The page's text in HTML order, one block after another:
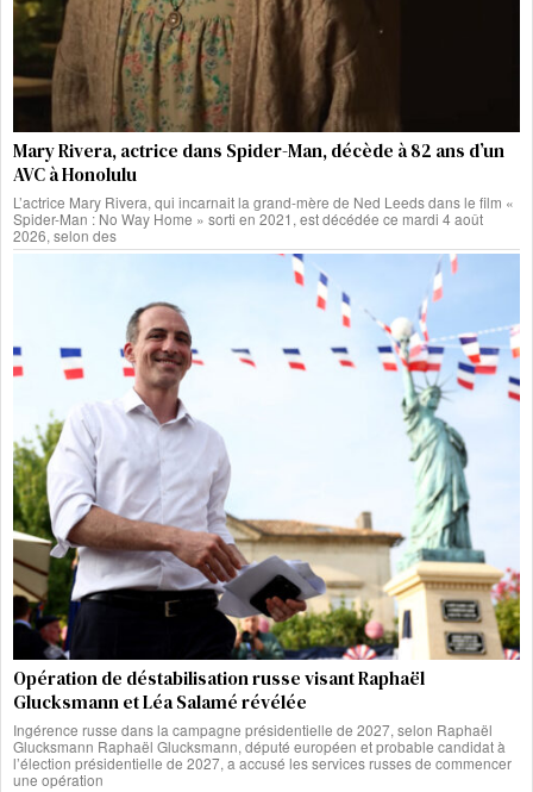
Mary Rivera, actrice dans Spider-Man, décède à 82 ans d’un
AVC à Honolulu
L’actrice Mary Rivera, qui incarnait la grand-mère de Ned Leeds dans le film «
Spider-Man : No Way Home » sorti en 2021, est décédée ce mardi 4 août
2026, selon des
Opération de déstabilisation russe visant Raphaël
Glucksmann et Léa Salamé révélée
Ingérence russe dans la campagne présidentielle de 2027, selon Raphaël
Glucksmann Raphaël Glucksmann, député européen et probable candidat à
l’élection présidentielle de 2027, a accusé les services russes de commencer
une opération